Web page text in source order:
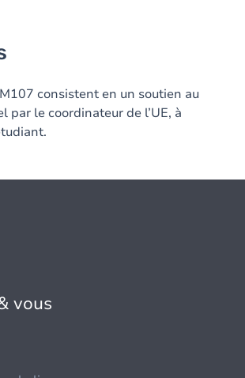
M107 consistent en un soutien au
par le coordinateur de l’UE, à
vous